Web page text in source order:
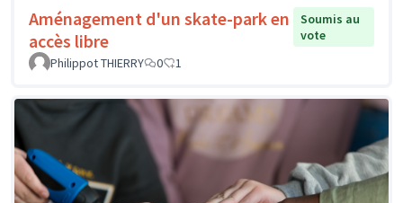
Aménagement d'un skate-park en
accès libre
Soumis au
vote
Philippot THIERRY
0 1